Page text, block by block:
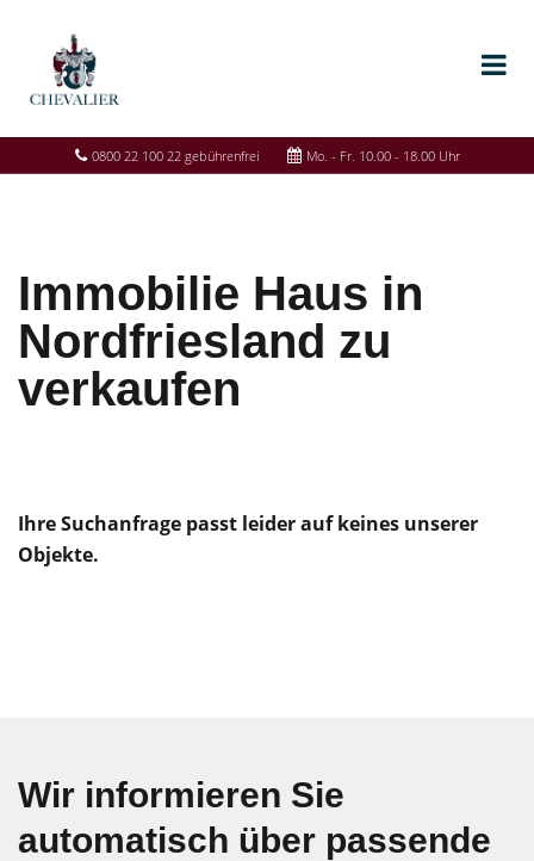
0800 22 100 22 gebührenfrei Mo. - Fr. 10.00 - 18.00 Uhr
Immobilie Haus in
Nordfriesland zu
verkaufen
Ihre Suchanfrage passt leider auf keines unserer
Objekte.
Wir informieren Sie
automatisch über passende